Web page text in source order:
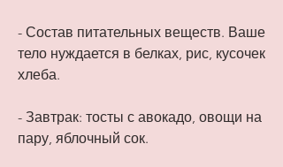
- Состав питательных веществ. Ваше
тело нуждается в белках, рис, кусочек
хлеба.
- Завтрак: тосты с авокадо, овощи на
пару, яблочный сок.